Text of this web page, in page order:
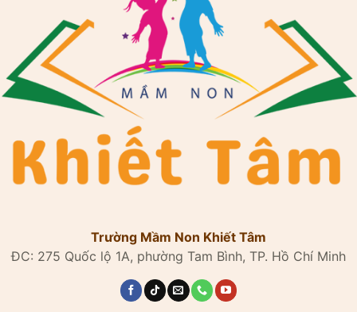
Trường Mầm Non Khiết Tâm
ĐC: 275 Quốc lộ 1A, phường Tam Bình, TP. Hồ Chí Minh